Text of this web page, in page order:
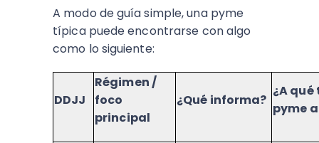
A modo de guía simple, una pyme
típica puede encontrarse con algo
como lo siguiente:​
DDJJ
Régimen /
foco
principal
¿Qué informa?
¿A
pyme